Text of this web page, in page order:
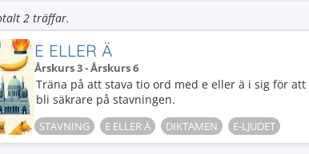
2 träffar.
E ELLER Ä
Årskurs 3 - Årskurs 6
Träna på att stava tio ord med e eller ä i sig för att
bli säkrare på stavningen.
STAVNING E ELLER Ä DIKTAMEN E-LJUDET